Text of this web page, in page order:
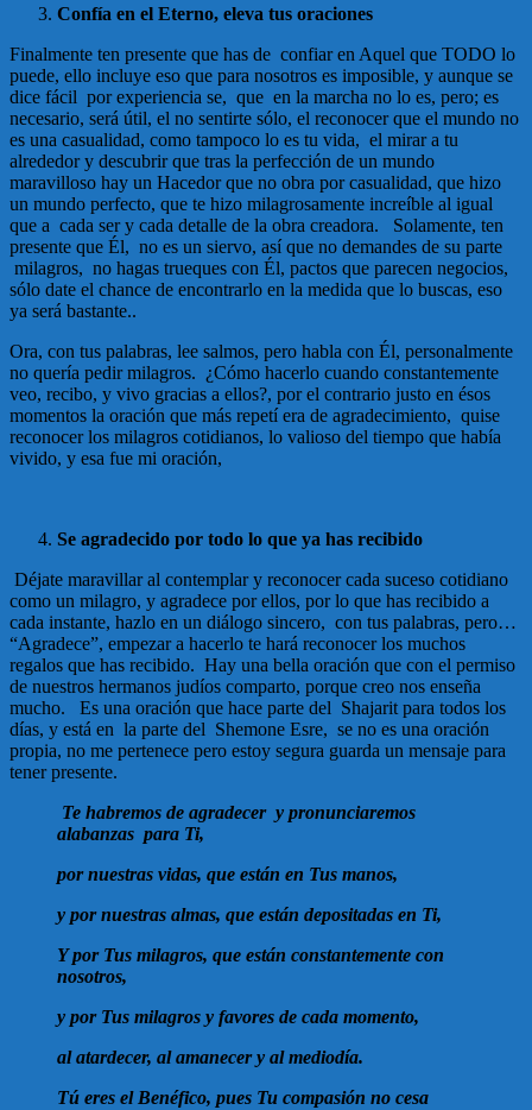
Confía en el Eterno, eleva tus oraciones
Finalmente ten presente que has de confiar en Aquel que TODO lo
puede, ello incluye eso que para nosotros es imposible, y aunque se
dice fácil por experiencia se, que en la marcha no lo es, pero; es
necesario, será útil, el no sentirte sólo, el reconocer que el mundo no
es una casualidad, como tampoco lo es tu vida, el mirar a tu
alrededor y descubrir que tras la perfección de un mundo
maravilloso hay un Hacedor que no obra por casualidad, que hizo
un mundo perfecto, que te hizo milagrosamente increíble al igual
que a cada ser y cada detalle de la obra creadora. Solamente, ten
presente que Él, no es un siervo, así que no demandes de su parte
milagros, no hagas trueques con Él, pactos que parecen negocios,
sólo date el chance de encontrarlo en la medida que lo buscas, eso
ya será bastante..
Ora, con tus palabras, lee salmos, pero habla con Él, personalmente
no quería pedir milagros. ¿Cómo hacerlo cuando constantemente
veo, recibo, y vivo gracias a ellos?, por el contrario justo en ésos
momentos la oración que más repetí era de agradecimiento, quise
reconocer los milagros cotidianos, lo valioso del tiempo que había
vivido, y esa fue mi oración,
Se agradecido por todo lo que ya has recibido
Déjate maravillar al contemplar y reconocer cada suceso cotidiano
como un milagro, y agradece por ellos, por lo que has recibido a
cada instante, hazlo en un diálogo sincero, con tus palabras, pero…
“Agradece”, empezar a hacerlo te hará reconocer los muchos
regalos que has recibido. Hay una bella oración que con el permiso
de nuestros hermanos judíos comparto, porque creo nos enseña
mucho. Es una oración que hace parte del Shajarit para todos los
días, y está en la parte del Shemone Esre, se no es una oración
propia, no me pertenece pero estoy segura guarda un mensaje para
tener presente.
Te habremos de agradecer y pronunciaremos
alabanzas para Ti,
por nuestras vidas, que están en Tus manos,
y por nuestras almas, que están depositadas en Ti,
Y por Tus milagros, que están constantemente con
nosotros,
y por Tus milagros y favores de cada momento,
al atardecer, al amanecer y al mediodía.
Tú eres el Benéfico, pues Tu compasión no cesa